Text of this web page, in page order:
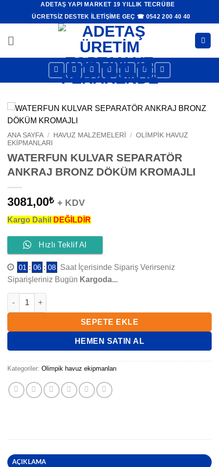
ADETAŞ YAPI MARKET 19 YILLIK TECRÜBE
ÜCRETSIZ DESTEK İLETIŞIME GEÇ ☎ 0542 200 40 40
ANA SAYFA / HAVUZ MALZEMELERI / OLIMPIK HAVUZ
EKIPMANLARI
WATERFUN KULVAR SEPARATÖR
ANKRAJ BRONZ DÖKÜM KROMAJLI
3081,00₺ + KDV
Kargo Dahil DEĞİLDİR
Hızlı Teklif Al
01 : 06 : 08 Saat İçerisinde Sipariş Verirseniz
Siparişleriniz Bugün Kargoda...
WATERFUN KULVAR SEPARATÖR ANKRAJ BRONZ DÖKÜM
SEPETE EKLE
HEMEN SATIN AL
Kategoriler: Olimpik havuz ekipmanları
AÇIKLAMA